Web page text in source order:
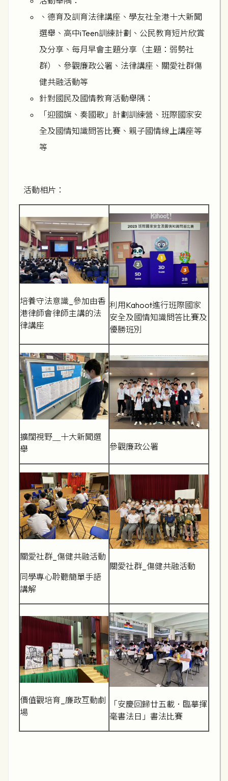
、德育及訓育法律講座、學友社全港十大新聞
選舉、高中iTeen訓練計劃、公民教育短片欣賞
及分享、每月早會主題分享（主題：弱勢社
群）、參觀廉政公署、法律講座、關愛社群傷
健共融活動等
針對國民及國情教育活動舉隅：
「迎國旗、奏國歌」計劃訓練營、班際國家安
全及國情知識問答比賽、親子國情線上講座等
等
活動相片：
培養守法意識_參加由香
港律師會律師主講的法
律講座
利用Kahoot進行班際國家
安全及國情知識問答比賽及
優勝班別
擴闊視野＿十大新聞選
舉
參觀廉政公署
關愛社群_傷健共融活動
同學專心聆聽簡單手語
講解
關愛社群_傷健共融活動
價值觀培育_廉政互動劇
場
「安慶回歸廿五載．臨摹揮
毫書法日」書法比賽